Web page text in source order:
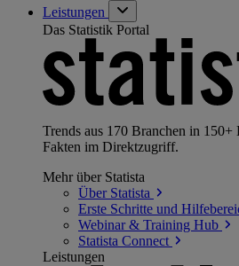
Leistungen
Das Statistik Portal
Trends aus 170 Branchen in
Fakten im Direktzugriff.
Mehr über Statista
Über Statista
Erste Schritte und
Webinar & Training Hub
Statista Connect
Leistungen